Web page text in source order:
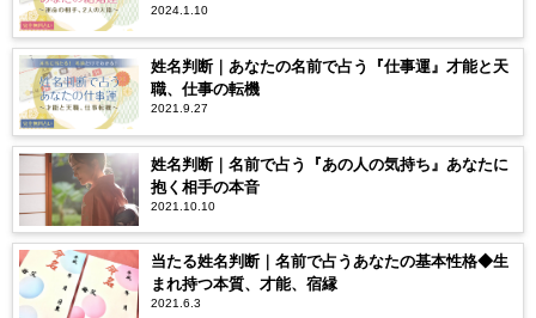
2024.1.10
姓名判断｜あなたの名前で占う『仕事運』才能と天
職、仕事の転機
2021.9.27
姓名判断｜名前で占う『あの人の気持ち』あなたに
抱く相手の本音
2021.10.10
当たる姓名判断｜名前で占うあなたの基本性格◆生
まれ持つ本質、才能、宿縁
2021.6.3